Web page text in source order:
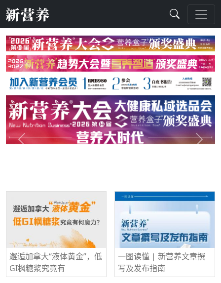
Previous Next
邂逅加拿大“液体黄金”，低
GI枫糖浆究竟有
一图读懂 | 新营养文章撰
写及发布指南